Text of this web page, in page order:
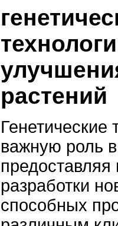
растений
Генетические
важную роль
разработки
способных